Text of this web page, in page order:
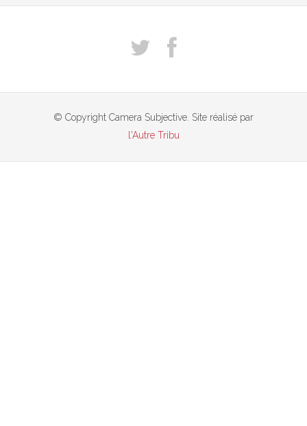
© Copyright Camera Subjective. Site réalisé par
l'Autre Tribu